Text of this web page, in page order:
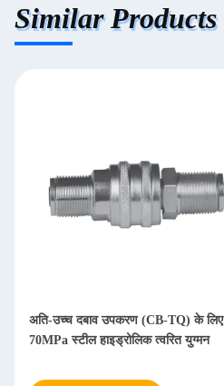
Similar Products
अति-उच्च दबाव उपकरण (CB-TQ) के लिए
70MPa स्टील हाइड्रोलिक त्वरित युग्मन